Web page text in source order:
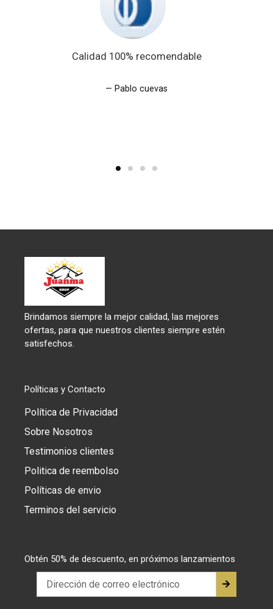
Calidad 100% recomendable
Pablo cuevas
Brindamos siempre la mejor calidad, las mejores
ofertas, para que nuestros clientes siempre estén
satisfechos.
Políticas y Contacto
Política de Privacidad
Sobre Nosotros
Testimonios clientes
Politica de reembolso
Políticas de envio
Terminos del servicio
Obtén 50% de descuento, en próximos lanzamientos